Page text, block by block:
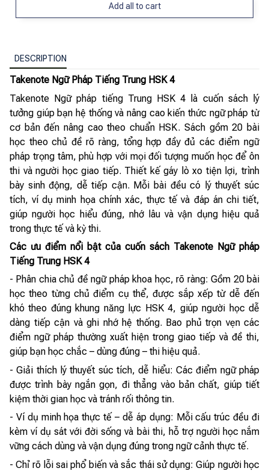
Add all to cart
DESCRIPTION
Takenote Ngữ Pháp Tiếng Trung HSK 4
Takenote Ngữ pháp tiếng Trung HSK 4 là cuốn sách lý
tưởng giúp bạn hệ thống và nâng cao kiến thức ngữ pháp từ
cơ bản đến nâng cao theo chuẩn HSK. Sách gồm 20 bài
học theo chủ đề rõ ràng, tổng hợp đầy đủ các điểm ngữ
pháp trọng tâm, phù hợp với mọi đối tượng muốn học để ôn
thi và người học giao tiếp. Thiết kế gáy lò xo tiện lợi, trình
bày sinh động, dễ tiếp cận. Mỗi bài đều có lý thuyết súc
tích, ví dụ minh họa chính xác, thực tế và đáp án chi tiết,
giúp người học hiểu đúng, nhớ lâu và vận dụng hiệu quả
trong thực tế và kỳ thi.
Các ưu điểm nổi bật của cuốn sách Takenote Ngữ pháp
Tiếng Trung HSK 4
- Phân chia chủ đề ngữ pháp khoa học, rõ ràng: Gồm 20 bài
học theo từng chủ điểm cụ thể, được sắp xếp từ dễ đến
khó theo đúng khung năng lực HSK 4, giúp người học dễ
dàng tiếp cận và ghi nhớ hệ thống. Bao phủ trọn vẹn các
điểm ngữ pháp thường xuất hiện trong giao tiếp và đề thi,
giúp bạn học chắc – dùng đúng – thi hiệu quả.
- Giải thích lý thuyết súc tích, dễ hiểu: Các điểm ngữ pháp
được trình bày ngắn gọn, đi thẳng vào bản chất, giúp tiết
kiệm thời gian học và tránh rối thông tin.
- Ví dụ minh họa thực tế – dễ áp dụng: Mỗi cấu trúc đều đi
kèm ví dụ sát với đời sống và bài thi, hỗ trợ người học nắm
vững cách dùng và vận dụng đúng trong ngữ cảnh thực tế.
- Chỉ rõ lỗi sai phổ biến và sắc thái sử dụng: Giúp người học